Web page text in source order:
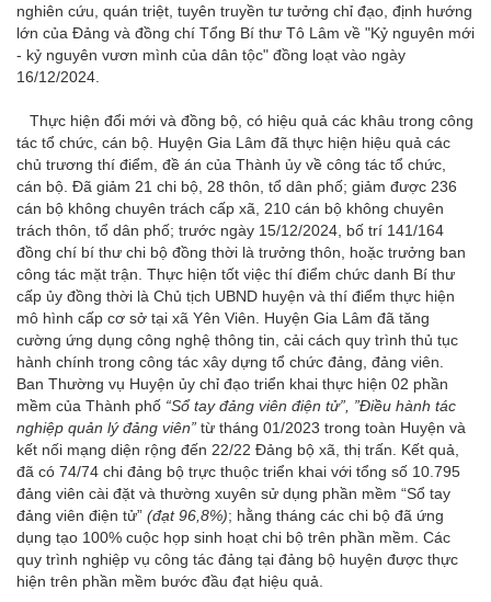
nghiên cứu, quán triệt, tuyên truyền tư tưởng chỉ đạo, định hướng
lớn của Đảng và đồng chí Tổng Bí thư Tô Lâm về "Kỷ nguyên mới
- kỷ nguyên vươn mình của dân tộc" đồng loạt vào ngày
16/12/2024.
Thực hiện đổi mới và đồng bộ, có hiệu quả các khâu trong công
tác tổ chức, cán bộ. Huyện Gia Lâm đã thực hiện hiệu quả các
chủ trương thí điểm, đề án của Thành ủy về công tác tổ chức,
cán bộ. Đã giảm 21 chi bộ, 28 thôn, tổ dân phố; giảm được 236
cán bộ không chuyên trách cấp xã, 210 cán bộ không chuyên
trách thôn, tổ dân phố; trước ngày 15/12/2024, bố trí 141/164
đồng chí bí thư chi bộ đồng thời là trưởng thôn, hoặc trưởng ban
công tác mặt trận. Thực hiện tốt việc thí điểm chức danh Bí thư
cấp ủy đồng thời là Chủ tịch UBND huyện và thí điểm thực hiện
mô hình cấp cơ sở tại xã Yên Viên. Huyện Gia Lâm đã tăng
cường ứng dụng công nghệ thông tin, cải cách quy trình thủ tục
hành chính trong công tác xây dựng tổ chức đảng, đảng viên.
Ban Thường vụ Huyện ủy chỉ đạo triển khai thực hiện 02 phần
mềm của Thành phố “Sổ tay đảng viên điện tử”, ”Điều hành tác
nghiệp quản lý đảng viên” từ tháng 01/2023 trong toàn Huyện và
kết nối mạng diện rộng đến 22/22 Đảng bộ xã, thị trấn. Kết quả,
đã có 74/74 chi đảng bộ trực thuộc triển khai với tổng số 10.795
đảng viên cài đặt và thường xuyên sử dụng phần mềm “Sổ tay
đảng viên điện tử” (đạt 96,8%); hằng tháng các chi bộ đã ứng
dụng tạo 100% cuộc họp sinh hoạt chi bộ trên phần mềm. Các
quy trình nghiệp vụ công tác đảng tại đảng bộ huyện được thực
hiện trên phần mềm bước đầu đạt hiệu quả.